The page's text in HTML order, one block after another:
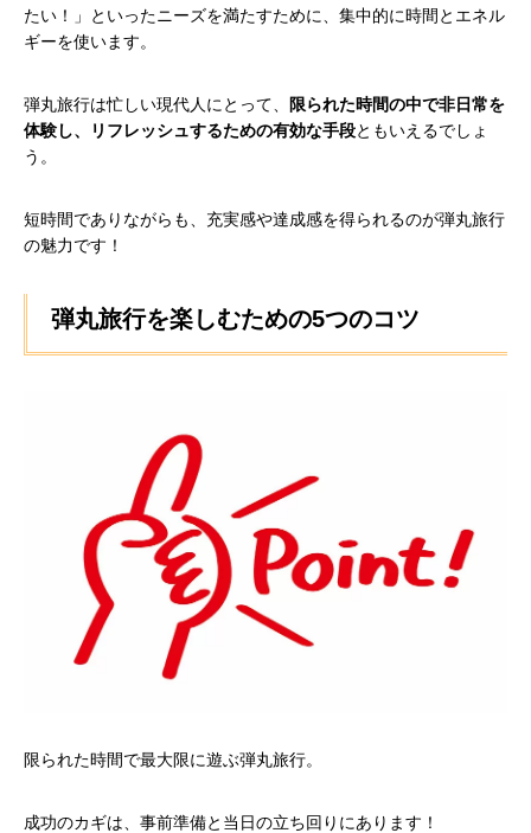
たい！」といったニーズを満たすために、集中的に時間とエネル
ギーを使います。
弾丸旅行は忙しい現代人にとって、
限られた時間の中で非日常を
体験し、リフレッシュするための有効な手段ともいえるでしょ
う。
短時間でありながらも、充実感や達成感を得られるのが弾丸旅行
の魅力です！
弾丸旅行を楽しむための5つのコツ
限られた時間で最大限に遊ぶ弾丸旅行。
成功のカギは、事前準備と当日の立ち回りにあります！